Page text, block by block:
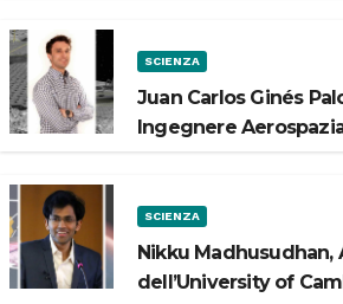
SCIENZA
Juan Carlos Ginés
Ingegnere
SCIENZA
Nikku Madhusudhan,
dell’University of